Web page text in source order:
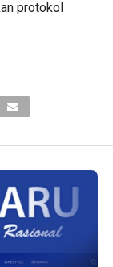
protokol